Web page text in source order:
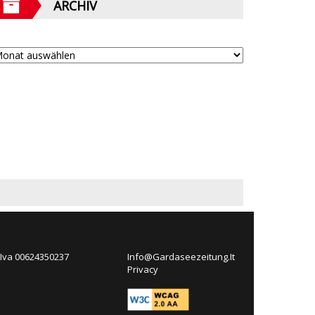
ARCHIV
00624350237
Info@Gardaseezeitung.It
Privacy